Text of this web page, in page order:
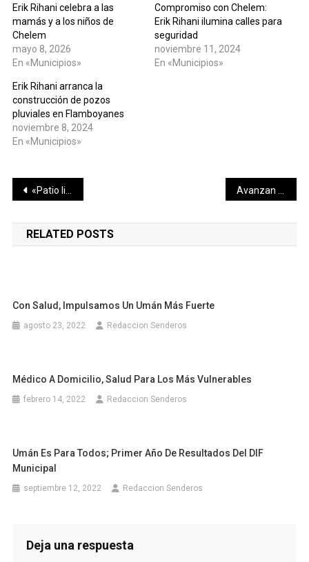
Erik Rihani celebra a las
mamás y a los niños de
Chelem
mayo 8, 2026
En «Municipios»
Compromiso con Chelem:
Erik Rihani ilumina calles para
seguridad
noviembre 11, 2024
En «Municipios»
Erik Rihani arranca la
construcción de pozos
pluviales en Flamboyanes
noviembre 8, 2024
En «Municipios»
Navegación
de
entradas
«Patio limpio»: Progreso intensifica la prevención
RELATED POSTS
Con Salud, Impulsamos Un Umán Más Fuerte
agosto 23, 2022 Redaccion Senderos
Médico A Domicilio, Salud Para Los Más Vulnerables
febrero 14, 2022 Redaccion Senderos
Umán Es Para Todos; Primer Año De Resultados Del DIF
Municipal
septiembre 12, 2022 Redaccion Senderos
Deja una respuesta